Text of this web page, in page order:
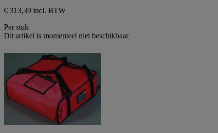
€ 313,39 incl. BTW
Per stuk
Dit artikel is momenteel niet beschikbaar